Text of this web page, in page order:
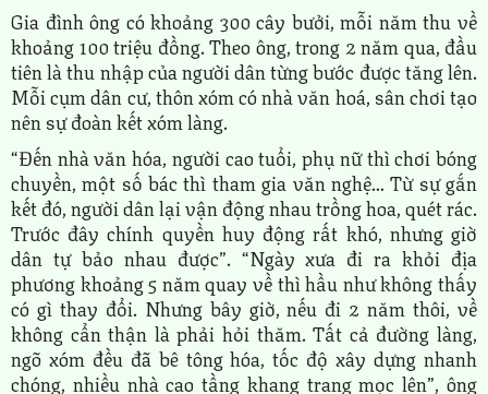
Gia đình ông có khoảng 300 cây bưởi, mỗi năm thu về
khoảng 100 triệu đồng. Theo ông, trong 2 năm qua, đầu
tiên là thu nhập của người dân từng bước được tăng lên.
Mỗi cụm dân cư, thôn xóm có nhà văn hoá, sân chơi tạo
nên sự đoàn kết xóm làng.
“Đến nhà văn hóa, người cao tuổi, phụ nữ thì chơi bóng
chuyền, một số bác thì tham gia văn nghệ… Từ sự gắn
kết đó, người dân lại vận động nhau trồng hoa, quét rác.
Trước đây chính quyền huy động rất khó, nhưng giờ
dân tự bảo nhau được”. “Ngày xưa đi ra khỏi địa
phương khoảng 5 năm quay về thì hầu như không thấy
có gì thay đổi. Nhưng bây giờ, nếu đi 2 năm thôi, về
không cẩn thận là phải hỏi thăm. Tất cả đường làng,
ngõ xóm đều đã bê tông hóa, tốc độ xây dựng nhanh
chóng, nhiều nhà cao tầng khang trang mọc lên”, ông